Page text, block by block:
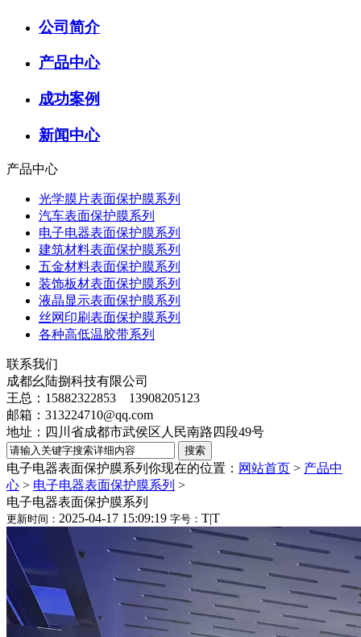
公司简介
产品中心
成功案例
新闻中心
产品中心
光学膜片表面保护膜系列
汽车表面保护膜系列
电子电器表面保护膜系列
建筑材料表面保护膜系列
五金材料表面保护膜系列
装饰板材表面保护膜系列
液晶显示表面保护膜系列
丝网印刷表面保护膜系列
各种高低温胶带系列
联系我们
成都幺陆捌科技有限公司
王总：15882322853 13908205123
邮箱：313224710@qq.com
地址：四川省成都市武侯区人民南路四段49号
电子电器表面保护膜系列 你现在的位置： 网站首页 > 产品中
心 > 电子电器表面保护膜系列 >
电子电器表面保护膜系列
更新时间： 2025-04-17 15:09:19 字号： T|T